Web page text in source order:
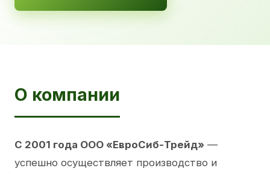
О компании
С 2001 года ООО «ЕвроСиб-Трейд» —
успешно осуществляет производство и